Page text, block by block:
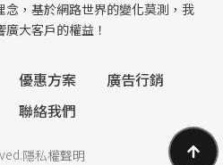
，基於網路世界的變化莫測，我
大客戶的權益！
優惠方案
廣告行銷
聯絡我們
隱私權聲明